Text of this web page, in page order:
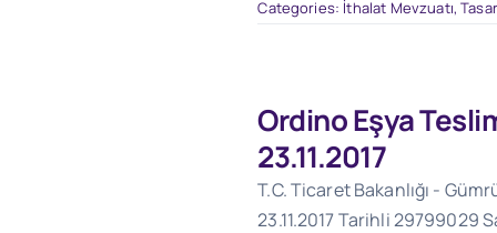
Categories: İthalat Mevzuatı,
Ordino Eşya
23.11.2017
T.C. Ticaret Bakanlığı -
23.11.2017 Tarihli 29799029